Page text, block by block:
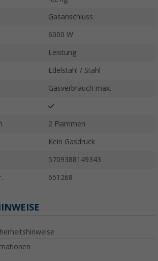
Gasanschluss
6000 W
Leistung
Edelstahl / Stahl
Gasverbrauch max.
2 Flammen
Kein Gasdruck
5709388149343
651268